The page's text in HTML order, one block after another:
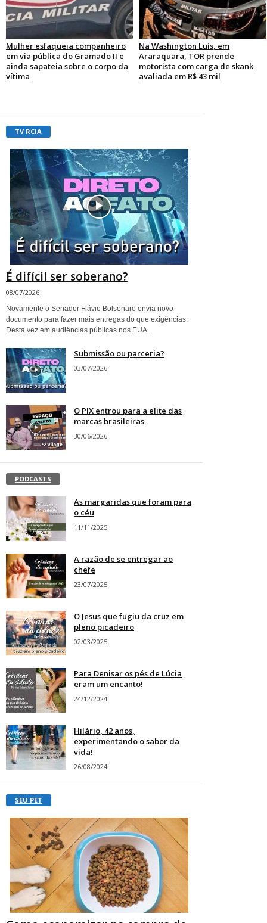
Mulher esfaqueia companheiro
em via pública do Gramado II e
ainda sapateia sobre o corpo da
vítima
Na Washington Luís, em
Araraquara, TOR prende
motorista com carga de skank
avaliada em R$ 43 mil
TV RCIA
É difícil ser soberano?
08/07/2026
Novamente o Senador Flávio Bolsonaro envia novo
documento para fazer mais entregas do que exigências.
Desta vez em audiências públicas nos EUA.
Submissão ou parceria?
03/07/2026
O PIX entrou para a elite das
marcas brasileiras
30/06/2026
PODCASTS
As margaridas que foram para
o céu
11/11/2025
A razão de se entregar ao
chefe
23/07/2025
O Jesus que fugiu da cruz em
pleno picadeiro
02/03/2025
Para Denisar os pés de Lúcia
eram um encanto!
24/12/2024
Hilário, 42 anos,
experimentando o sabor da
vida!
26/08/2024
SEU PET